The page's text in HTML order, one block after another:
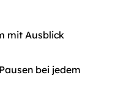
mit Ausblick
bei jedem